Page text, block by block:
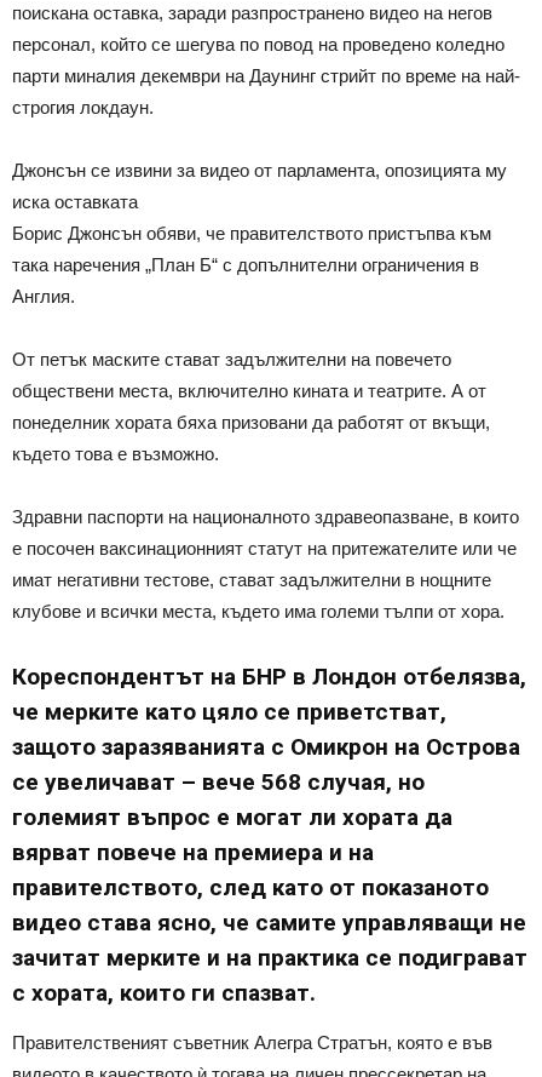
поискана оставка, заради разпространено видео на негов
персонал, който се шегува по повод на проведено коледно
парти миналия декември на Даунинг стрийт по време на най-
строгия локдаун.
Джонсън се извини за видео от парламента, опозицията му
иска оставката
Борис Джонсън обяви, че правителството пристъпва към
така наречения „План Б“ с допълнителни ограничения в
Англия.
От петък маските стават задължителни на повечето
обществени места, включително кината и театрите. А от
понеделник хората бяха призовани да работят от вкъщи,
където това е възможно.
Здравни паспорти на националното здравеопазване, в които
е посочен ваксинационният статут на притежателите или че
имат негативни тестове, стават задължителни в нощните
клубове и всички места, където има големи тълпи от хора.
Кореспондентът на БНР в Лондон отбелязва,
че мерките като цяло се приветстват,
защото заразяванията с Омикрон на Острова
се увеличават – вече 568 случая, но
големият въпрос е могат ли хората да
вярват повече на премиера и на
правителството, след като от показаното
видео става ясно, че самите управляващи не
зачитат мерките и на практика се подиграват
с хората, които ги спазват.
Правителственият съветник Алегра Стратън, която е във